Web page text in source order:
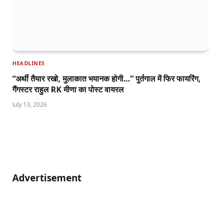
HEADLINES
“अर्थी तैयार रखो, मुलाकात भयानक होगी…” पुर्तगाल में फिर फायरिंग,
गैंगस्टर राहुल RK मीणा का पोस्ट वायरल
July 13, 2026
Advertisement